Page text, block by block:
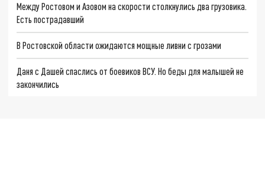
Между Ростовом и Азовом на скорости столкнулись два грузовика.
Есть пострадавший
В Ростовской области ожидаются мощные ливни с грозами
Даня с Дашей спаслись от боевиков ВСУ. Но беды для малышей не
закончились